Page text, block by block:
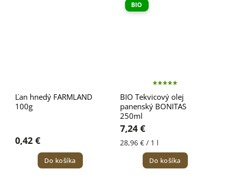
Ľan hnedý FARMLAND
100g
0,42 €
Do košíka
BIO
BIO Tekvicový olej
panenský BONITAS
250ml
7,24 €
28,96 € / 1 l
Do košíka